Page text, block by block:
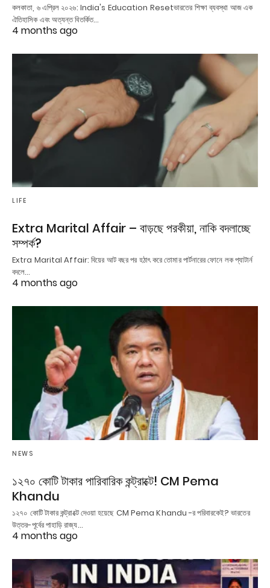
কলকাতা, ৬ এপ্রিল ২০২৬: India's Education Resetভারতের শিক্ষা ব্যবস্থা আজ এক
ঐতিহাসিক এবং অত্যন্ত বিতর্কিত…
4 months ago
LIFE
Extra Marital Affair – বাড়ছে পরকীয়া, নাকি বদলাচ্ছে
সম্পর্ক?
Extra Marital Affair: বিয়ের আট বছর পর হঠাৎ করে তোমার পার্টনারের ফোনে লক প্যাটার্ন
বদলে…
4 months ago
NEWS
১২৭০ কোটি টাকার পারিবারিক কন্ট্রাক্টে! CM Pema
Khandu
১২৭০ কোটি টাকার কন্ট্রাক্টে দেওয়া হয়েছে CM Pema Khandu -র পরিবারকেই? ভারতের
উত্তর-পূর্বের পাহাড়ি রাজ্য…
4 months ago